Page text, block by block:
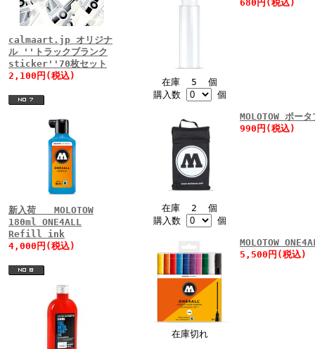
calmaart.jp オリジナ
ル ''トラックブランク
sticker''70枚セット
2,100円(税込)
新入荷 MOLOTOW
180ml ONE4ALL
Refill ink
4,000円(税込)
在庫 5 個
購入数
個
680円(税込)
在庫 2 個
購入数
個
MOLOTOW ポー
990円(税込)
在庫切れ
MOLOTOW
5,500円(税込)